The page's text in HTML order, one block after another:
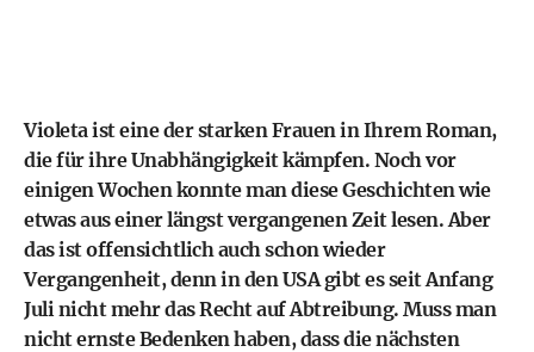
Violeta ist eine der starken Frauen in Ihrem Roman,
die für ihre Unabhängigkeit kämpfen. Noch vor
einigen Wochen konnte man diese Geschichten wie
etwas aus einer längst vergangenen Zeit lesen. Aber
das ist offensichtlich auch schon wieder
Vergangenheit, denn in den USA gibt es seit Anfang
Juli nicht mehr das Recht auf Abtreibung. Muss man
nicht ernste Bedenken haben, dass die nächsten